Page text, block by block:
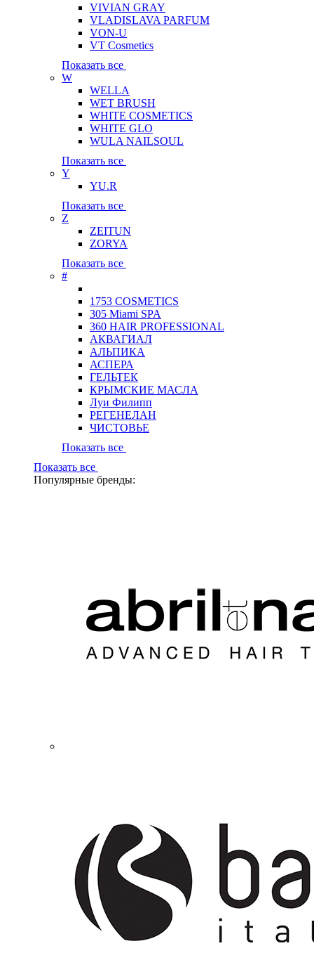
VIVIAN GRAY
VLADISLAVA PARFUM
VON-U
VT Cosmetics
Показать все
W
WELLA
WET BRUSH
WHITE COSMETICS
WHITE GLO
WULA NAILSOUL
Показать все
Y
YU.R
Показать все
Z
ZEITUN
ZORYA
Показать все
#
1753 COSMETICS
305 Miami SPA
360 HAIR PROFESSIONAL
АКВАГИАЛ
АЛЬПИКА
АСПЕРА
ГЕЛЬТЕК
КРЫМСКИЕ МАСЛА
Луи Филипп
РЕГЕНЕЛАН
ЧИСТОВЬЕ
Показать все
Показать все
Популярные бренды: